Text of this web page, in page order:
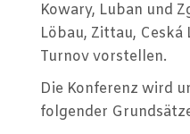
Kowary, Luban und
Löbau, Zittau, Ceská
Turnov vorstellen.
Die Konferenz wird
folgender